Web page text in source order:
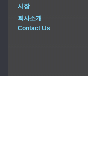
시장
회사소개
Contact Us